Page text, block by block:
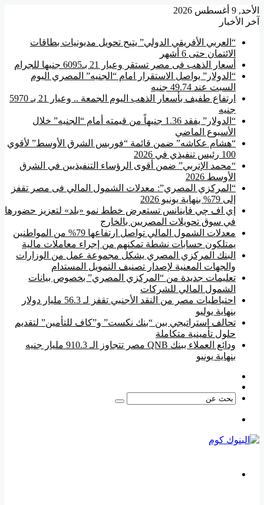
الأحد, 9 أغسطس 2026
آخر الأخبار
“العربي الأفريقي الدولي” يتيح تحويل مديونيات بطاقات
الائتمان حتى 6 أشهر
أسعار الذهب فى مصر تستقر وعيار 21 بـ6095 جنيها للجرام
“الدولار” يواصل الاستقرار امام “الجنيه” المصري اليوم
السبت عند 49.74 جنيه
ارتفاع طفيف بأسعار الذهب اليوم الجمعة .. وعيار 21 بـ 5970
جنيه
“الدولار” يفقد 1.36 جنيهاً من قيمته أمام “الجنيه” خلال
الأسبوع الماضي
“هشام عكاشه” ضمن قائمة “فوربس الشرق الأوسط” لأقوي
100 رئيس تنفيذي في 2026
“محمد الإتربي” ضمن أقوى الرؤساء التنفيذيين في الشرق
الأوسط 2026
“المركزي المصري”: معدلات الشمول المالي فى مصر تقفز
إلى 79% بنهاية يونيو 2026
إي اف چي فاينانس تستعرض خطط نمو «بلد» لتعزيز حضورها
في سوق تحويلات المصريين بالخارج
معدلات الشمول المالي تواصل ارتفاعها 79% من المواطنين
يمتلكون حسابات نشطة تمكنهم من إجراء معاملات مالية
البنك المركزي المصري يشكل مجموعة عمل من الوزارات
والجهات المعنية لإصدار تصنيف التمويل المستدام
تعليمات جديدة من “المركزي المصري” بخصوص بيانات
الشمول المالي للشركات
احتياطيات مصر من النقد الأجنبي تقفز لـ 56.3 مليار دولار
بنهاية يوليو
تحالف استراتيجي بين “بنك نكست” و”كاف للتأمين” لتقديم
حلول تأمينية متكاملة
ودائع العملاء ببنك QNB مصر تتجاوز الـ 910.3 مليار جنيه
بنهاية يونيو
بحث